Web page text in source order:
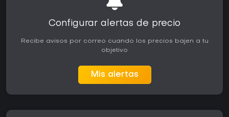
Configurar alertas de precio
Recibe avisos por correo cuando los precios bajen a tu
objetivo
Mis alertas